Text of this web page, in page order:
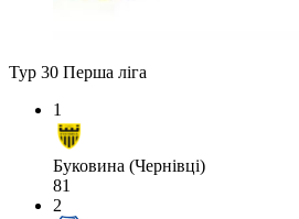
Тур 30 Перша ліга
1
Буковина (Чернівці)
81
2